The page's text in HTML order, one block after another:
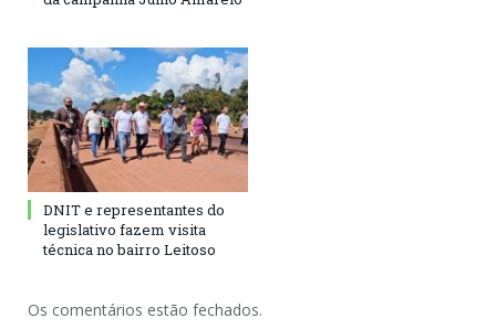
DNIT e representantes do
legislativo fazem visita
técnica no bairro Leitoso
Os comentários estão fechados.